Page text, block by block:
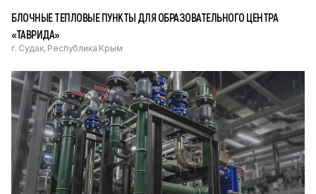
БЛОЧНЫЕ ТЕПЛОВЫЕ ПУНКТЫ ДЛЯ ОБРАЗОВАТЕЛЬНОГО ЦЕНТРА
«ТАВРИДА»
г. Судак, Республика Крым